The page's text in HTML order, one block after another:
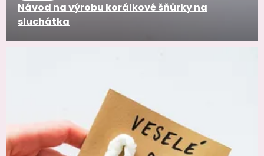
Návod na výrobu korálkové šňůrky na
sluchátka